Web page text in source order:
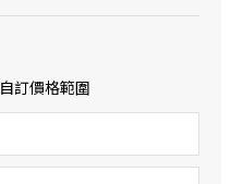
自訂價格範圍